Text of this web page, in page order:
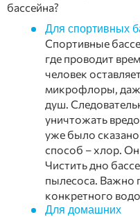
бассейна?
Для спортивных
Спортивные
где проводит
человек
микрофлоры,
душ.
уничтожать
уже было
способ – хлор.
Чистить дно
пылесоса. Важно
конкретного
Для домашних